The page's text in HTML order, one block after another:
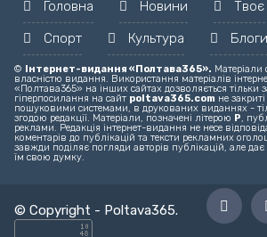
Головна
Новини
Твоє
Спорт
Культура Блоги
© Інтернет-видання «Полтава365». Матеріали
власністю видання. Використання матеріалів
«Полтава365» на інших сайтах дозволяється тільки
гіперпосилання на сайт poltava365.com не
пошуковими системами, в друкованих виданнях -
згодою редакції. Матеріали, позначені літерою Р,
реклами. Редакція інтернет-видання не несе
коментарів до публікацій та тексти рекламних
завжди поділяє погляди авторів публікацій, але
їм свою думку.
© Copyright - Poltava365.